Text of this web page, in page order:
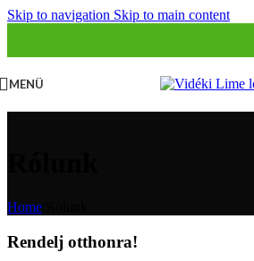
Skip to navigation Skip to main content
MENÜ
Home
Rendelj otthonra!